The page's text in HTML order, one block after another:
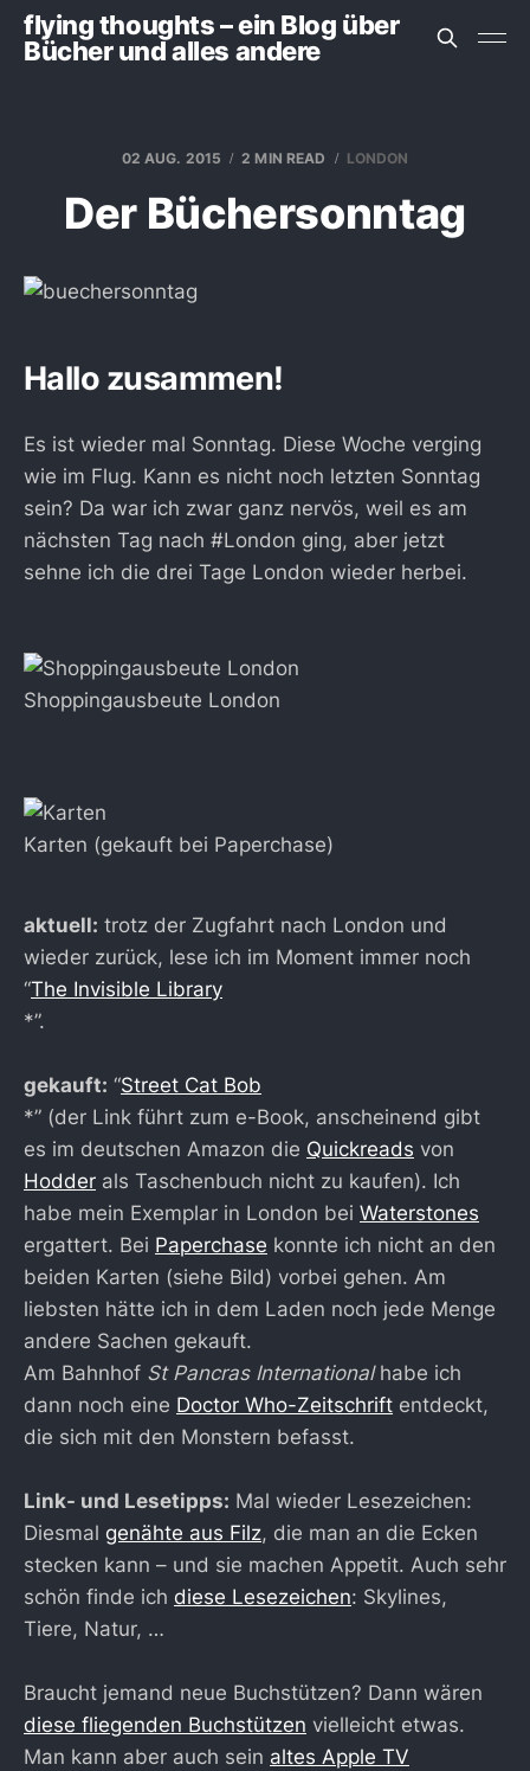
flying thoughts – ein Blog über
Bücher und alles andere
02 AUG. 2015 2 MIN READ LONDON
Der Büchersonntag
Hallo zusammen!
Es ist wieder mal Sonntag. Diese Woche verging
wie im Flug. Kann es nicht noch letzten Sonntag
sein? Da war ich zwar ganz nervös, weil es am
nächsten Tag nach #London ging, aber jetzt
sehne ich die drei Tage London wieder herbei.
Shoppingausbeute London
Karten (gekauft bei Paperchase)
aktuell: trotz der Zugfahrt nach London und
wieder zurück, lese ich im Moment immer noch
“The Invisible Library
*”.
gekauft: “Street Cat Bob
*” (der Link führt zum e-Book, anscheinend gibt
es im deutschen Amazon die Quickreads von
Hodder als Taschenbuch nicht zu kaufen). Ich
habe mein Exemplar in London bei Waterstones
ergattert. Bei Paperchase konnte ich nicht an den
beiden Karten (siehe Bild) vorbei gehen. Am
liebsten hätte ich in dem Laden noch jede Menge
andere Sachen gekauft.
Am Bahnhof St Pancras Internationalhabe ich
dann noch eine Doctor Who-Zeitschrift entdeckt,
die sich mit den Monstern befasst.
Link- und Lesetipps: Mal wieder Lesezeichen:
Diesmal genähte aus Filz, die man an die Ecken
stecken kann – und sie machen Appetit. Auch sehr
schön finde ich diese Lesezeichen: Skylines,
Tiere, Natur, …
Braucht jemand neue Buchstützen? Dann wären
diese fliegenden Buchstützen vielleicht etwas.
Man kann aber auch sein altes Apple TV